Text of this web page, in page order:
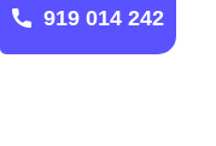
919 014 242